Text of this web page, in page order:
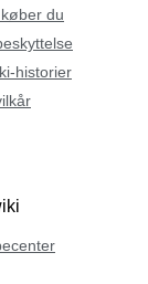
du
historier